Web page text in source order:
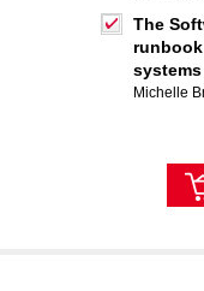
The
Michelle